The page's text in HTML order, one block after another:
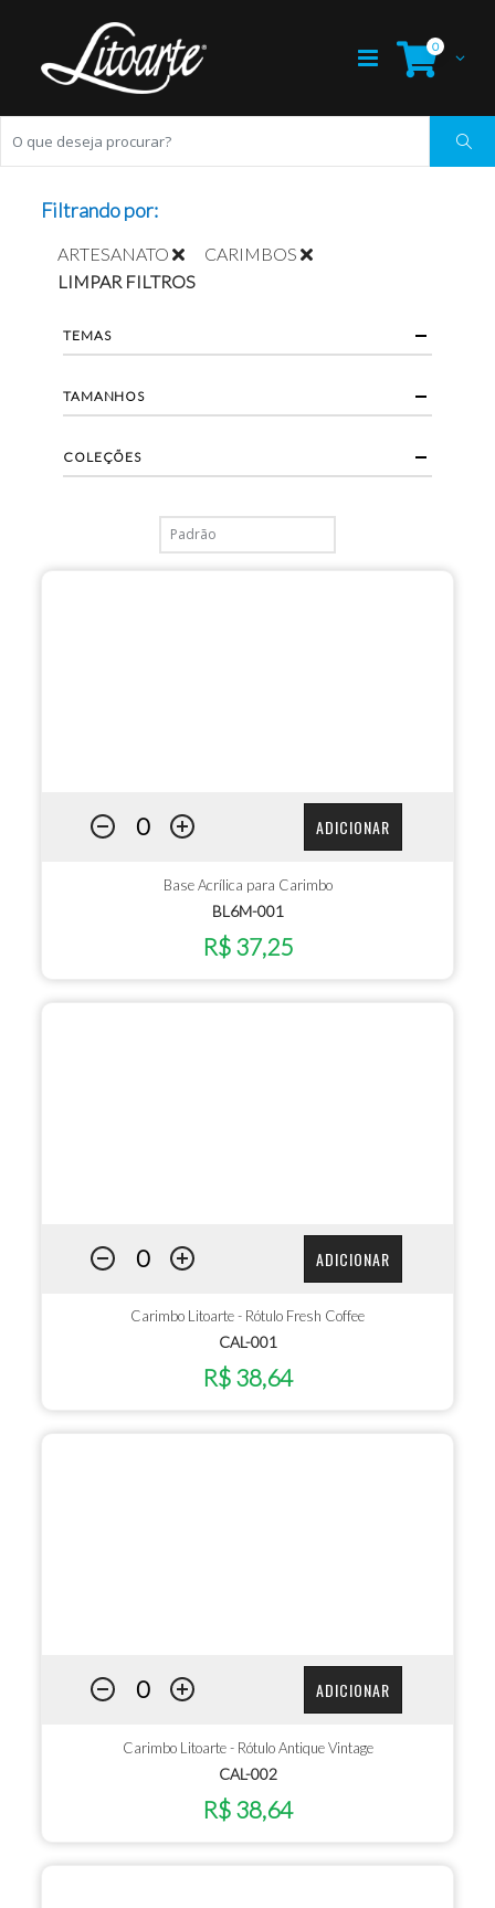
0
ADICIONAR
Base Acrílica para Carimbo
BL6M-001
R$ 37,25
ADICIONAR
Carimbo Litoarte - Rótulo Fresh Coffee
CAL-001
R$ 38,64
ADICIONAR
Carimbo Litoarte - Rótulo Antique Vintage
CAL-002
R$ 38,64
Filtrando por:
ARTESANATO
CARIMBOS
LIMPAR FILTROS
TEMAS
TAMANHOS
COLEÇÕES